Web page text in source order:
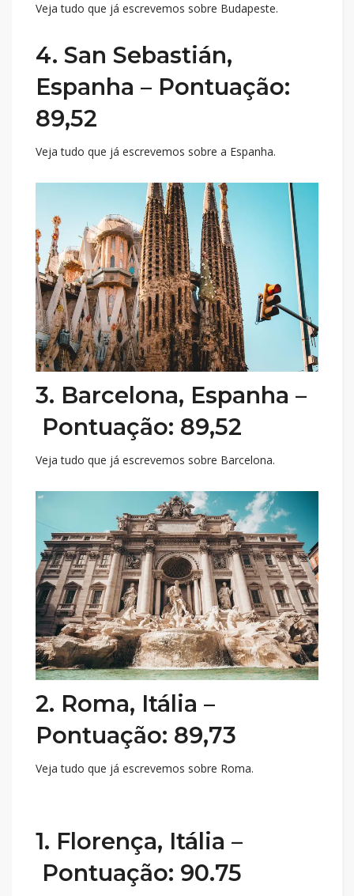
Veja tudo que já escrevemos sobre Budapeste.
4. San Sebastián,
Espanha – Pontuação:
89,52
Veja tudo que já escrevemos sobre a Espanha.
3. Barcelona, ​​Espanha –
Pontuação: 89,52
Veja tudo que já escrevemos sobre Barcelona.
2. Roma, Itália –
Pontuação: 89,73
Veja tudo que já escrevemos sobre Roma.
1. Florença, Itália –
Pontuação: 90.75